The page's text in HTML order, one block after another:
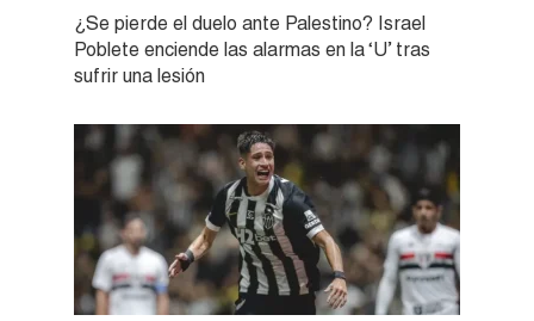
¿Se pierde el duelo ante Palestino? Israel
Poblete enciende las alarmas en la ‘U’ tras
sufrir una lesión